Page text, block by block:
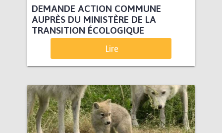
DEMANDE ACTION COMMUNE
AUPRÈS DU MINISTÈRE DE LA
TRANSITION ÉCOLOGIQUE
Lire